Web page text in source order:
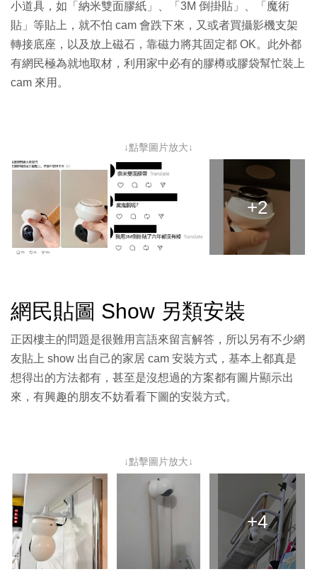
小道具，如「納米雙面膠紙」、「 3M 倒掛貼 」、「魔術
貼」等貼上，就不怕 cam 會跌下來，又或者買攝影機支架
轉接底座，以及放上磁石，靠磁力將其固定都 OK。此外都
有網民極為就地取材，利用家中必有的膠樽或膠袋幫忙裝上
cam 來用。
↓點擊圖片放大↓
+2
網民貼圖 Show 另類安裝
正因樓主的問題是很難用言語來留言解答，所以另有不少網
友貼上 show 出自己的家居 cam 安裝方式，基本上都真是
想得出的方法都有，甚至是沒想過的方案都有圖片顯示出
來，有興趣的朋友不妨看看下圖的安裝方式。
↓點擊圖片放大↓
+4